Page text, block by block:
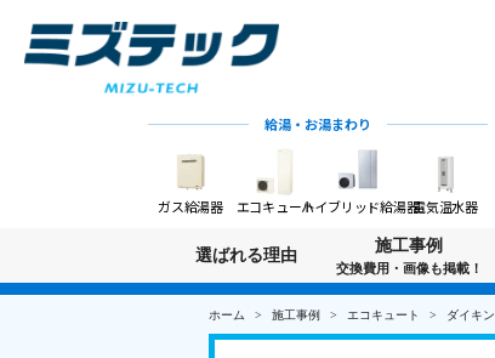
給湯・お湯まわり
ガス給湯器 エコキュートハイブリッド給湯器電気温水器
選ばれる理由
施工事例
交換費用・画像も掲載！
ホーム 施工事例 エコキュート ダイキン